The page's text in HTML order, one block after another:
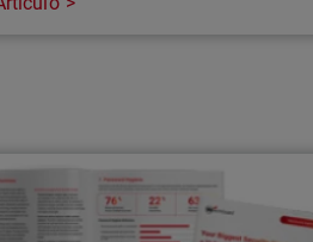
generado por IA está
asociado a las identidades. Te
por qué MFA y Zero Trust se